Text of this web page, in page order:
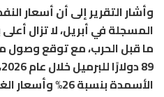
وأشار التقرير إلى أن أسعار
ما قبل الحرب، مع توقع
الأسمدة بنسبة 26% وأسعار الغذاء بنحو 8%.